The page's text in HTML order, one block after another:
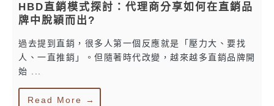
HBD直銷模式探討：代理商分享如何在直銷品
牌中脫穎而出?
過去提到直銷，很多人第一個反應就是「壓力大、要找
人、一直推銷」。但隨著時代改變，越來越多直銷品牌開
始 ...
Read More →